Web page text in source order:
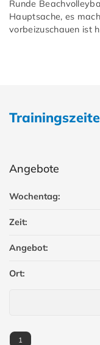
Runde
Hauptsache, es
vorbeizuschauen ist
Angebote
Wochentag:
Zeit:
Angebot:
Ort:
1